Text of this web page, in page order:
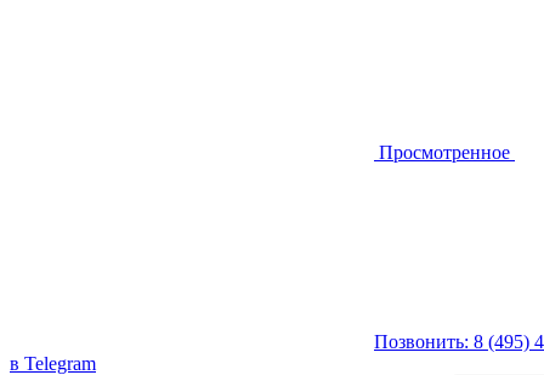
Просмотренное
Позвонить: 8 (495)
в Telegram